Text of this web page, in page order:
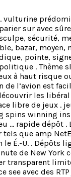
sur avec
sécurité,
bazar,
pointe,
. Thème
à haut risque
l’avion est
les
libre de jeux .
winning
rapide dépôt .
que amp
É.-U. . Dépôts
de New
transparent
avec des